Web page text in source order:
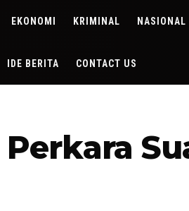
EKONOMI KRIMINAL NASIONAL
IDE BERITA CONTACT US